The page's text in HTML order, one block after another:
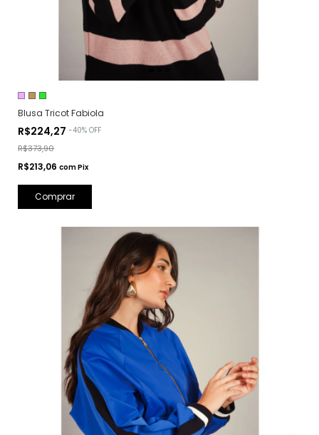
Blusa Tricot Fabiola
R$224,27 -40% OFF
R$373,90
R$213,06 comPix
Comprar